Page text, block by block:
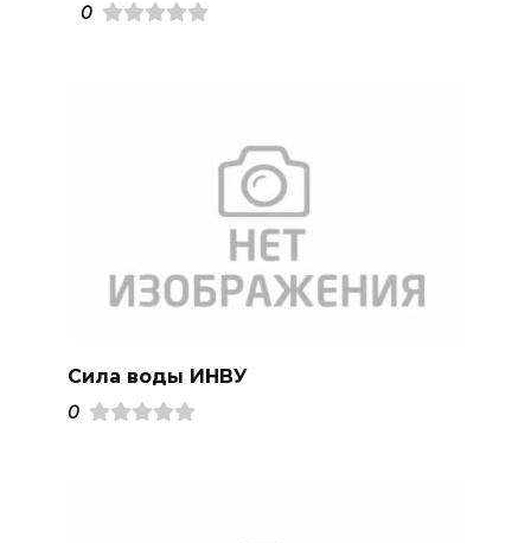
0
Сила воды ИНВУ
0